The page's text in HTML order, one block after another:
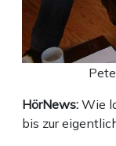
HörNews: Wie
bis zur